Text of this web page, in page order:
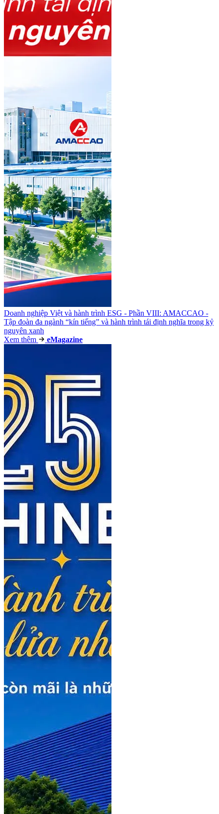
Doanh nghiệp Việt và hành trình ESG - Phần VIII: AMACCAO -
Tập đoàn đa ngành “kín tiếng” và hành trình tái định nghĩa trong kỷ
nguyên xanh
Xem thêm
eMagazine